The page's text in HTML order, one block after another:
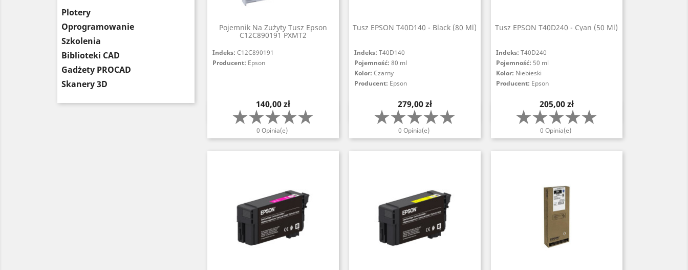
Plotery
Oprogramowanie
Szkolenia
Biblioteki CAD
Gadżety PROCAD
Skanery 3D
Pojemnik Na Zużyty Tusz Epson
C12C890191 PXMT2
Indeks: C12C890191
Producent: Epson
Cena
140,00 zł
0 Opinia(e)
Szybki podgląd
Tusz EPSON T40D140 - Black (80 Ml)
Indeks: T40D140
Pojemność: 80 ml
Kolor: Czarny
Producent: Epson
Cena
279,00 zł
0 Opinia(e)
Szybki podgląd
Tusz EPSON T40D240 - Cyan (50 Ml)
Indeks: T40D240
Pojemność: 50 ml
Kolor: Niebieski
Producent: Epson
Cena
205,00 zł
0 Opinia(e)
Szybki podgląd